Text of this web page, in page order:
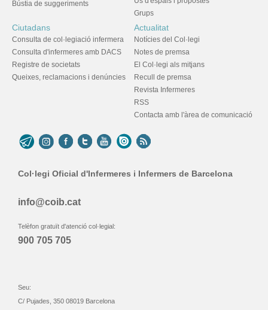
Bústia de suggeriments
Grups
Ciutadans
Consulta de col·legiació infermera
Consulta d'infermeres amb DACS
Registre de societats
Queixes, reclamacions i denúncies
Actualitat
Notícies del Col·legi
Notes de premsa
El Col·legi als mitjans
Recull de premsa
Revista Infermeres
RSS
Contacta amb l'àrea de comunicació
Col·legi Oficial d'Infermeres i Infermers de Barcelona
info@coib.cat
Telèfon gratuït d'atenció col·legial:
900 705 705
Seu:
C/ Pujades, 350 08019 Barcelona